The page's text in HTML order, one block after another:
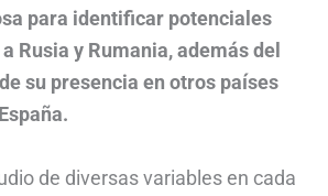
para identificar potenciales
Rusia y Rumania, además del
su presencia en otros países
de diversas variables en cada